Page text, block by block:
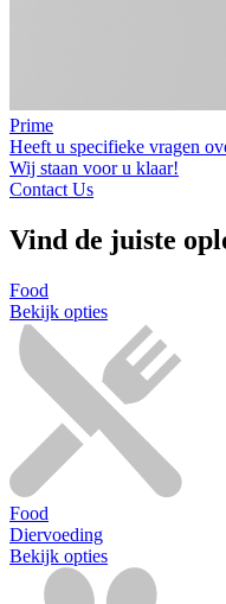
Prime
Heeft u specifieke vragen
Wij staan voor u klaar!
Contact Us
Vind de juiste
Food
Bekijk opties
Food
Diervoeding
Bekijk opties